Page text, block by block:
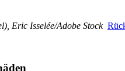
Eric Isselée/Adobe Stock